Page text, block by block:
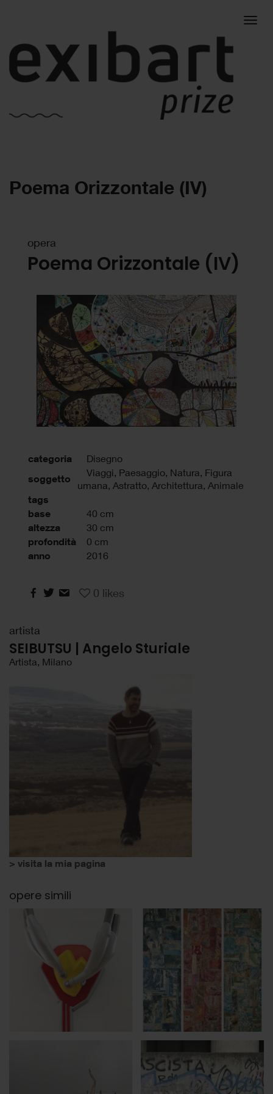
Poema Orizzontale (IV)
opera
Poema Orizzontale (IV)
categoria Disegno
soggetto
Viaggi, Paesaggio, Natura, Figura
umana, Astratto, Architettura, Animale
tags
base
40 cm
altezza 30 cm
profondità 0 cm
anno 2016
0 likes
artista
SEIBUTSU | Angelo Sturiale
Artista, Milano
> visita la mia pagina
opere simili